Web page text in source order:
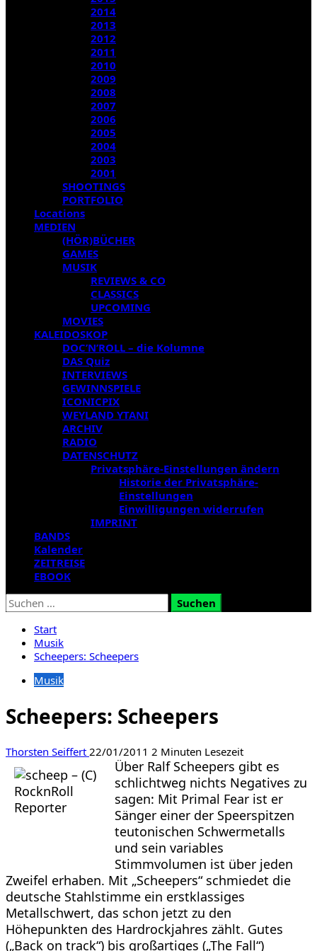
2014
2013
2012
2011
2010
2009
2008
2007
2006
2005
2004
2003
2001
SHOOTINGS
PORTFOLIO
Locations
MEDIEN
(HÖR)BÜCHER
GAMES
MUSIK
REVIEWS & CO
CLASSICS
UPCOMING
MOVIES
KALEIDOSKOP
DOC’N’ROLL – die Kolumne
DAS Quiz
INTERVIEWS
GEWINNSPIELE
ICONICPIX
WEYLAND YTANI
ARCHIV
RADIO
DATENSCHUTZ
Privatsphäre-Einstellungen ändern
Historie der Privatsphäre-
Einstellungen
Einwilligungen widerrufen
IMPRINT
BANDS
Kalender
ZEITREISE
EBOOK
Suchen
nach:
Start
Musik
Scheepers: Scheepers
Musik
Scheepers: Scheepers
Thorsten Seiffert 22/01/2011 2 Minuten Lesezeit
Über Ralf Scheepers gibt es
schlichtweg nichts Negatives zu
sagen: Mit Primal Fear ist er
Sänger einer der Speerspitzen
teutonischen Schwermetalls
und sein variables
Stimmvolumen ist über jeden
Zweifel erhaben. Mit „Scheepers“ schmiedet die
deutsche Stahlstimme ein erstklassiges
Metallschwert, das schon jetzt zu den
Höhepunkten des Hardrockjahres zählt. Gutes
(„Back on track“) bis großartiges („The Fall“)